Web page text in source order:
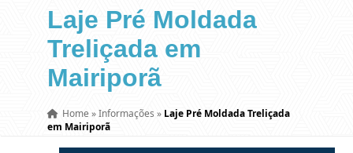
Laje Pré Moldada
Treliçada em
Mairiporã
Home »Informações » Laje Pré Moldada Treliçada
em Mairiporã